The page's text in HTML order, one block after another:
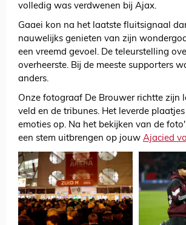
volledig was verdwenen bij Ajax.
Gaaei kon na het laatste fluitsignaal
nauwelijks genieten van zijn
een vreemd gevoel. De teleurstelling
overheerste. Bij de meeste supporters
anders.
Onze fotograaf De Brouwer richtte zijn
veld en de tribunes. Het leverde
emoties op. Na het bekijken van de
een stem uitbrengen op jouw Ajacied